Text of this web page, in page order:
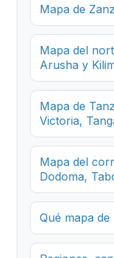
Mapa de
Mapa del
Arusha y
Mapa de
Victoria,
Mapa del
Dodoma,
Qué mapa